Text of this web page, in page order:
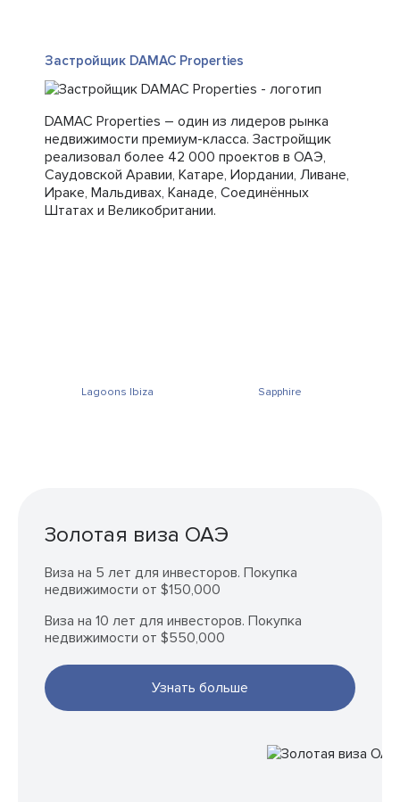
Застройщик DAMAC Properties
DAMAC Properties – один из лидеров рынка
недвижимости премиум-класса. Застройщик
реализовал более 42 000 проектов в ОАЭ,
Саудовской Аравии, Катаре, Иордании, Ливане,
Ираке, Мальдивах, Канаде, Соединённых
Штатах и Великобритании.
Lagoons Ibiza Sapphire
Золотая виза ОАЭ
Виза на 5 лет для инвесторов. Покупка
недвижимости от $150,000
Виза на 10 лет для инвесторов. Покупка
недвижимости от $550,000
Узнать больше